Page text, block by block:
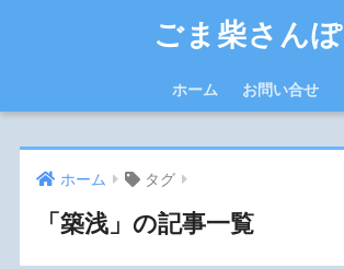
ごま柴さんぽ
ホーム お問い合せ
ホーム タグ
「築浅」の記事一覧